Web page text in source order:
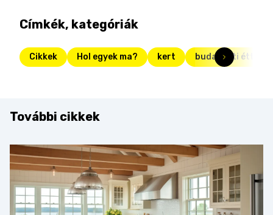
Címkék, kategóriák
Cikkek Hol egyek ma? kert budapesti
További cikkek